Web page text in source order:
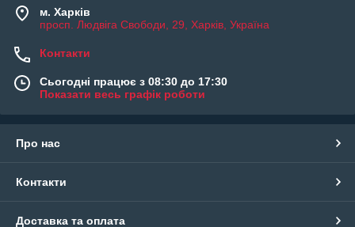
м. Харків
просп. Людвіга Свободи, 29, Харків, Україна
Контакти
Сьогодні працює з 08:30 до 17:30
Показати весь графік роботи
Про нас
Контакти
Доставка та оплата